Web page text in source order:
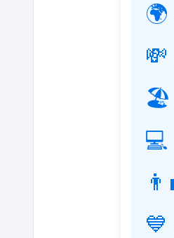
🌍
💸
🏖️
💻
💙